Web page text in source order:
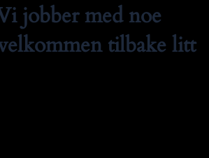
jobber med noe
tilbake litt